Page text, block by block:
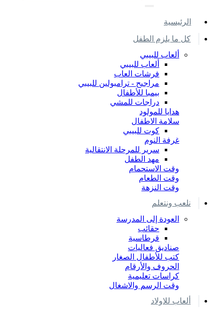
اﻟﺮﺋﻴﺴﻴﺔ
كل ما يلزم الطفل
ألعاب للبيبي
ألعاب للبيبي
فرشات العاب
مراجيح - ترامبولين للبيبي
بيمبا للأطفال
دراجات للمشي
هدايا للمولود
سلامة الاطفال
كوت للبيبي
غرفة النوم
سرير للمرحلة الانتقالية
مهد الطفل
وقت الاستحمام
وقت الطعام
وقت النزهة
نلعب ونتعلم
العودة إلى المدرسة
حقائب
قرطاسية
صناديق فعاليات
كتب للأطفال الصغار
الحروف والأرقام
كراسات تعليمية
وقت الرسم والاشغال
ألعاب للاولاد